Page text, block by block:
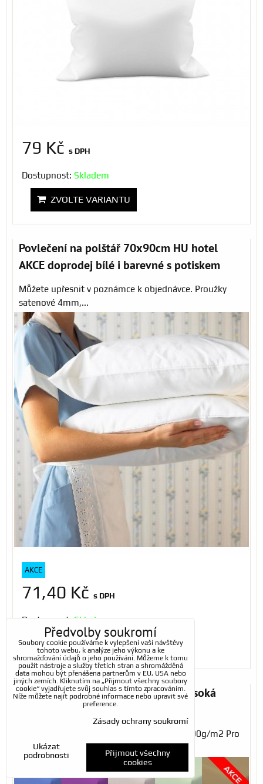
79 Kč s DPH
Dostupnost: Skladem
ZVOLTE VARIANTU
Povlečení na polštář 70x90cm HU hotel
AKCE doprodej bílé i barevné s potiskem
Můžete upřesnit v poznámce k objednávce. Proužky
satenové 4mm,...
AKCE
71,40 Kč s DPH
Dostupnost:Skladem
ZVOLTE VARIANTU
Jersey prostěradlo 160 x 200cm vysoká
Jersey prostěradlo napínací 160 x 200cm 190g/m2 Pro
VO cenu nás...
Předvolby soukromí
Soubory cookie používáme k vylepšení vaší návštěvy
tohoto webu, k analýze jeho výkonu a ke
shromažďování údajů o jeho používání. Můžeme k tomu
použít nástroje a služby třetích stran a shromážděná
data mohou být přenášena partnerům v EU, USA nebo
jiných zemích. Kliknutím na „Přijmout všechny soubory
cookie“ vyjadřujete svůj souhlas s tímto zpracováním.
Níže můžete najít podrobné informace nebo upravit své
preference.
Zásady ochrany soukromí
Ukázat
podrobnosti
Přijmout všechny
cookies